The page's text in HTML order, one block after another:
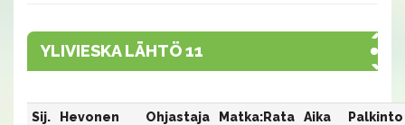
YLIVIESKA LÄHTÖ 11
Sij. Hevonen Ohjastaja Matka:Rata Aika
Palkinto